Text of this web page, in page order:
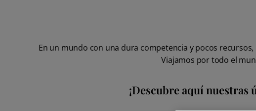
En un mundo con una dura competencia y pocos
Viajamos por todo el
¡Descubre aquí nuestras